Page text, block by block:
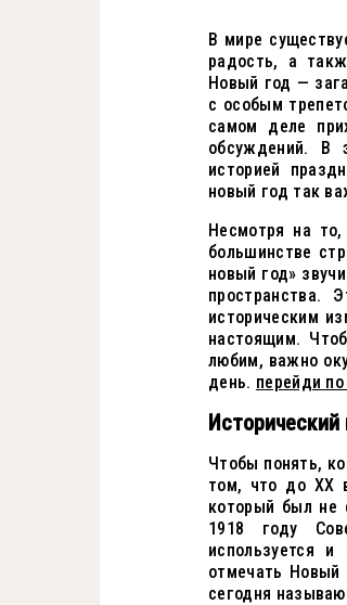
В мире
радость, а
Новый год —
с особым
самом деле
обсуждений. В
историей
новый год так
Несмотря на
большинстве
новый год»
пространства.
историческим
настоящим.
любим, важно
день. перейди
Чтобы понять,
том, что до XX
который был не
1918 году
используется
отмечать
сегодня